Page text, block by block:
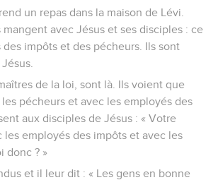
un repas dans la maison de Lévi.
avec Jésus et ses disciples : ce
impôts et des pécheurs. Ils sont
de la loi, sont là. Ils voient que
pécheurs et avec les employés des
aux disciples de Jésus : « Votre
les employés des impôts et avec les
donc ? »
et il leur dit : « Les gens en bonne